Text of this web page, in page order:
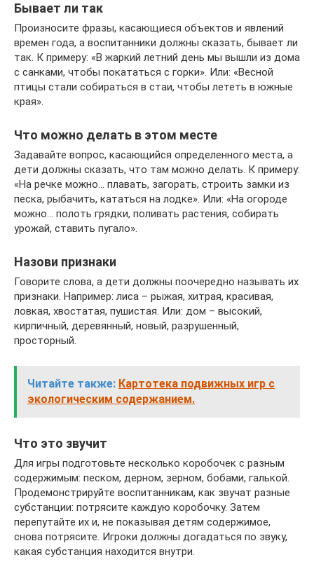
Бывает ли так
Произносите фразы, касающиеся объектов и явлений
времен года, а воспитанники должны сказать, бывает ли
так. К примеру: «В жаркий летний день мы вышли из дома
с санками, чтобы покататься с горки». Или: «Весной
птицы стали собираться в стаи, чтобы лететь в южные
края».
Что можно делать в этом месте
Задавайте вопрос, касающийся определенного места, а
дети должны сказать, что там можно делать. К примеру:
«На речке можно… плавать, загорать, строить замки из
песка, рыбачить, кататься на лодке». Или: «На огороде
можно… полоть грядки, поливать растения, собирать
урожай, ставить пугало».
Назови признаки
Говорите слова, а дети должны поочередно называть их
признаки. Например: лиса – рыжая, хитрая, красивая,
ловкая, хвостатая, пушистая. Или: дом – высокий,
кирпичный, деревянный, новый, разрушенный,
просторный.
Читайте также: Картотека подвижных игр с
экологическим содержанием.
Что это звучит
Для игры подготовьте несколько коробочек с разным
содержимым: песком, дерном, зерном, бобами, галькой.
Продемонстрируйте воспитанникам, как звучат разные
субстанции: потрясите каждую коробочку. Затем
перепутайте их и, не показывая детям содержимое,
снова потрясите. Игроки должны догадаться по звуку,
какая субстанция находится внутри.